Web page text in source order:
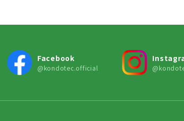
Facebook
@kondotec.official